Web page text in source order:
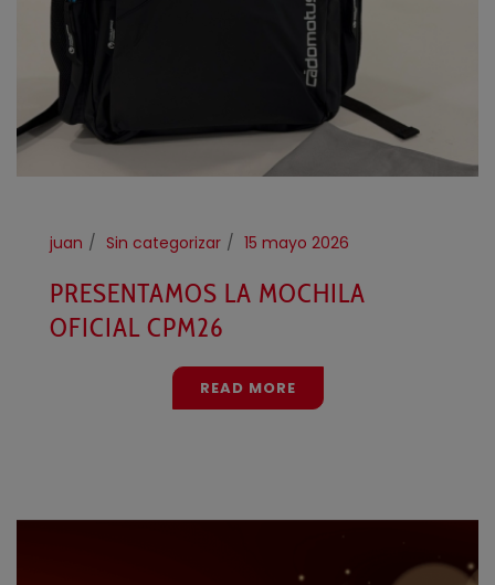
juan Sin categorizar 15 mayo 2026
PRESENTAMOS LA MOCHILA
OFICIAL CPM26
READ MORE